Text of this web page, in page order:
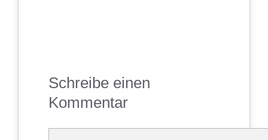
Schreibe einen
Kommentar